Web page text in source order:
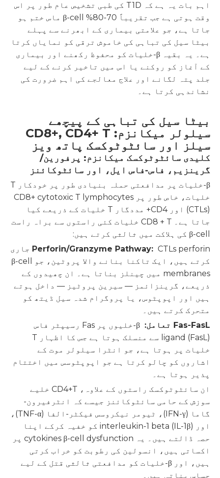
اہم بات یہ ہے کہ T1D کی طبی تشخیص عام طور پر اس
وقت ہوتی ہے جب تقریباً 70-80% β-cell ماس ختم ہو
جاتا ہے، جو علامتی بیماری کے ابھرنے سے پہلے
بیٹا سیل کی تباہی کی خاموش ترقی کو نمایاں کرتا
ہے۔ یہ بقیہ β-خلیات کو محفوظ رکھنے اور بیماری
کے آغاز کو روکنے یا اس میں تاخیر کرنے کے لیے
جلد پتہ لگانے اور علاج معالجے کی اہم ضرورت کی
نشاندہی کرتا ہے۔
بیٹا سیل کی تباہی کے پیچھے
سیلولر میکانزم: CD8+, CD4+ T
سیلز اور سائٹوٹوکسک پاتھ ویز
کلیدی سائٹوٹوکسک میکانزم: پرفورین/
گرینزیم، فاس-فاس ایل، اور سائٹوکائنز
β-خلیات پر مدافعتی حملہ بنیادی طور پر خودکار T
خلیات، خاص طور پر CD8+ cytotoxic T lymphocytes
(CTLs) اور CD4+ مددگار T خلیات کے ذریعے کیا
جاتا ہے۔ CD8 + T خلیات کئی راستوں سے براہ راست
β-cell کی ہلاکت میں ثالثی کرتے ہیں:
Perforin/Granzyme Pathway: CTLs perforin جاری
کرتے ہیں، ایک تاکنا بنانے والا پروٹین، جو β-cell
membranes میں چینلز بناتا ہے۔ ان چھیدوں کے
ذریعے، گرینزائمز — سیرین پروٹیز — داخل ہوتے
ہیں اور اپوپٹوس، یا پروگرام شدہ سیل ڈیتھ کو
متحرک کرتے ہیں۔
Fas-FasL تعامل:
β-خلیوں پر Fas رسیپٹر فاس
ligand (FasL) سے منسلک ہوتا ہے جس کا اظہار T
خلیات پر ہوتا ہے، جو انٹرا سیلولر موت کے
اشاروں کو چالو کرتا ہے جو اپوپٹوسس میں اختتام
پذیر ہوتا ہے۔
ان سائٹوٹوکسک راستوں کے علاوہ، CD4+T خلیے
سوزش کے حامی سائٹوکائنز جیسے کہ انٹرفیرون-
گاما (IFN-γ)، ٹیومر نیکروسس فیکٹر-الفا (TNF-α)،
اور interleukin-1 beta (IL-1β) کو خفیہ کرکے اپنا
حصہ ڈالتے ہیں۔ یہ cytokines β-cell dysfunction پر
اکساتی ہیں، انسولین کی رطوبت کو خراب کرتی
ہیں، اور β-خلیات کو مدافعتی ثالثی قتل کے لیے
حساس بناتی ہیں۔